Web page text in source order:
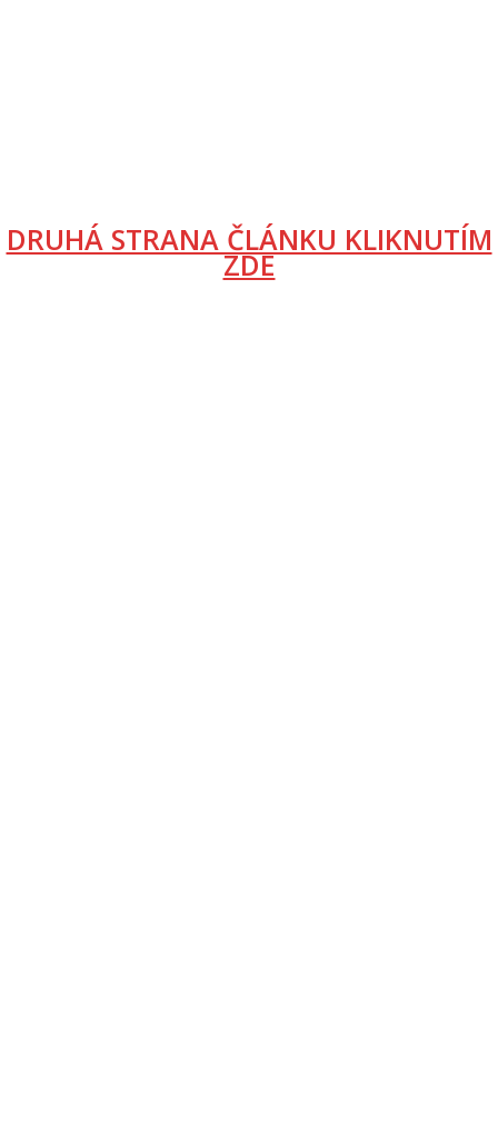
DRUHÁ STRANA ČLÁNKU KLIKNUTÍM
ZDE